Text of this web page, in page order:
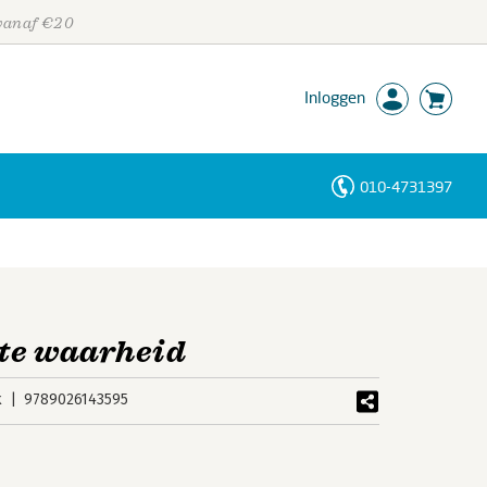
€20
Inloggen
010-4731397
waarheid
9789026143595
Personen